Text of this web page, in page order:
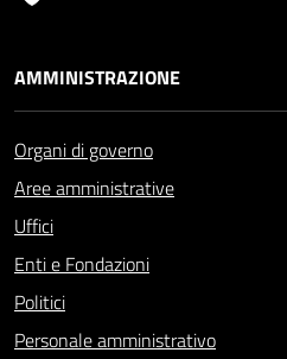
AMMINISTRAZIONE
Organi di governo
Aree amministrative
Uffici
Enti e Fondazioni
Politici
Personale amministrativo